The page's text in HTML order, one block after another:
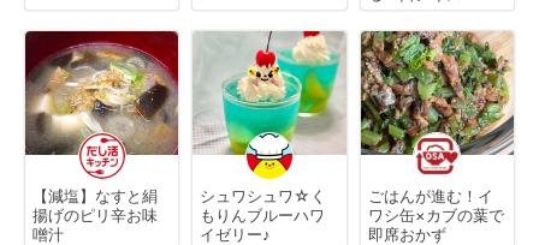
【減塩】なすと絹
揚げのピリ辛お味
噌汁
シュワシュワ☆く
もりんブルーハワ
イゼリー♪
ごはんが進む！イ
ワシ缶×カブの葉で
即席おかず